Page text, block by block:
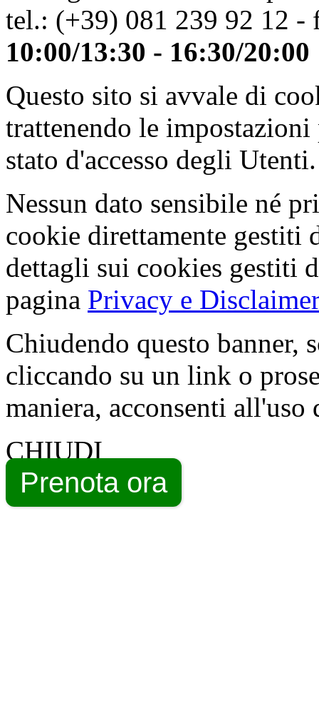
tel.: (+39) 081 239 92 12 -
10:00/13:30 - 16:30/20:00
Questo sito si avvale di
trattenendo le
stato d'accesso degli Utenti.
Nessun dato sensibile né
cookie direttamente gestiti
dettagli sui cookies gestiti
pagina Privacy e Disclaimer
Chiudendo questo banner,
cliccando su un link o
maniera, acconsenti all'uso
CHIUDI
Prenota ora